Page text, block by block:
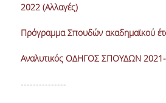
2022 (Αλλαγές)
Πρόγραμμα Σπουδών ακαδημαϊκού
Αναλυτικός ΟΔΗΓΟΣ ΣΠΟΥΔΩΝ
---------------